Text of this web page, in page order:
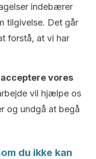
indebærer
tilgivelse. Det går
forstå, at vi har
vores
vil hjælpe os
og undgå at begå
du ikke kan